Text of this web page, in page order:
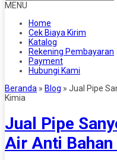
MENU
Home
Cek Biaya Kirim
Katalog
Rekening Pembayaran
Payment
Hubungi Kami
Beranda » Blog » Jual Pipe
Kimia
Jual Pipe
Air Anti